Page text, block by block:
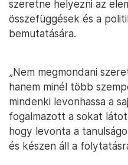
szeretne helyezni az
összefüggések és a
bemutatására.
„Nem megmondani
hanem minél több
mindenki levonhassa a
fogalmazott a sokat
hogy levonta a
és készen áll a